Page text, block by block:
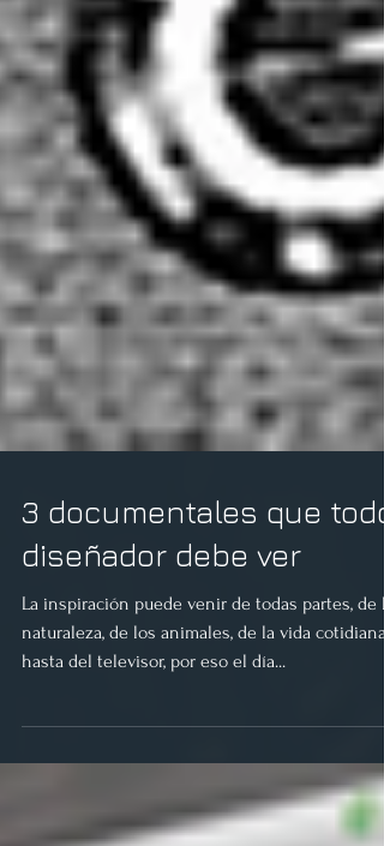
3 documentales que todo
diseñador debe ver
La inspiración puede venir de todas partes, de la
naturaleza, de los animales, de la vida cotidiana